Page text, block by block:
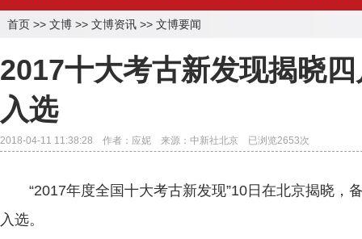
首页 >> 文博 >> 文博资讯 >> 文博要闻
2017十大考古新发现揭晓
入选
2018-04-11 11:38:28 作者：应妮 来源：中新社北京 已浏览2653次
“2017年度全国十大考古新发现”10日在北京揭晓，
入选。